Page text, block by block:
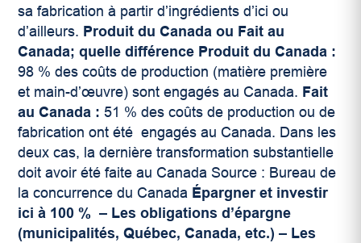
sa fabrication à partir d’ingrédients d’ici ou
d’ailleurs. Produit du Canada ou Fait au
Canada; quelle différence Produit du Canada :
98 % des coûts de production (matière première
et main-d’œuvre) sont engagés au Canada. Fait
au Canada : 51 % des coûts de production ou de
fabrication ont été engagés au Canada. Dans les
deux cas, la dernière transformation substantielle
doit avoir été faite au Canada Source : Bureau de
la concurrence du Canada Épargner et investir
ici à 100 % – Les obligations d’épargne
(municipalités, Québec, Canada, etc.) – Les